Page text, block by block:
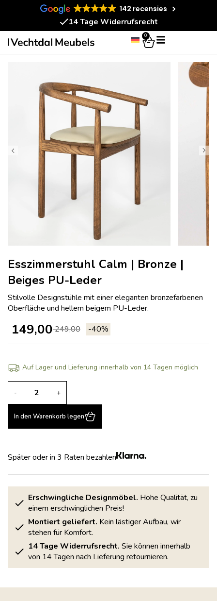
142 recensies
14 Tage Widerrufsrecht
0
Esszimmerstuhl Calm | Bronze |
Beiges PU-Leder
Stilvolle Designstühle mit einer eleganten bronzefarbenen
Oberfläche und hellem beigem PU-Leder.
-40%
249,00
149,00
Auf Lager und Lieferung innerhalb von 14 Tagen möglich
- +
In den Warenkorb legen
Später oder in 3 Raten bezahlen
Erschwingliche Designmöbel. Hohe Qualität, zu
einem erschwinglichen Preis!
Montiert geliefert. Kein lästiger Aufbau, wir
stehen für Komfort.
14 Tage Widerrufsrecht. Sie können innerhalb
von 14 Tagen nach Lieferung retournieren.